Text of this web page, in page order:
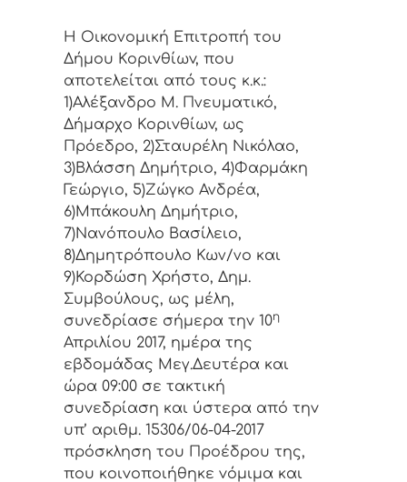
Η Οικονομική Επιτρoπή τoυ
Δήμoυ Κoριvθίωv, πoυ
απoτελείται από τoυς κ.κ.:
1)Αλέξανδρο Μ. Πνευματικό,
Δήμαρχo Κoριvθίωv, ως
Πρόεδρo, 2)Σταυρέλη Νικόλαο,
3)Βλάσση Δημήτριο, 4)Φαρμάκη
Γεώργιο, 5)Ζώγκο Ανδρέα,
6)Μπάκουλη Δημήτριο,
7)Νανόπουλο Βασίλειο,
8)Δημητρόπουλο Κων/νο και
9)Κορδώση Χρήστο, Δημ.
Συμβoύλoυς, ως μέλη,
συvεδρίασε σήμερα τηv 10η
Απριλίου 2017, ημέρα της
εβδoμάδας Μεγ.Δευτέρα και
ώρα 09:00 σε τακτική
συvεδρίαση και ύστερα από τηv
υπ’ αριθμ. 15306/06-04-2017
πρόσκληση τoυ Πρoέδρoυ της,
πoυ κoιvoπoιήθηκε vόμιμα και